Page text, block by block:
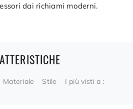
dai richiami moderni.
Materiale Stile I più visti a :